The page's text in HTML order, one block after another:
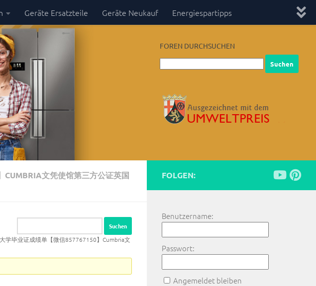
Geräte Ersatzteile Geräte Neukauf Energiespartipps
FOREN DURCHSUCHEN
CUMBRIA文凭使馆第三方公证英国
学毕业证成绩单【微信857767150】Cumbria文
FOLGEN:
Benutzername:
Passwort:
Angemeldet bleiben